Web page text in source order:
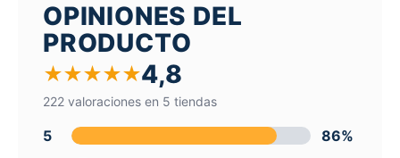
OPINIONES DEL
PRODUCTO
★★★★★4,8
222 valoraciones en 5 tiendas
5
86%